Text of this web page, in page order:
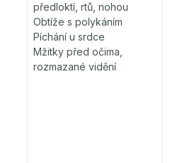
předloktí, rtů, nohou
Obtíže s polykáním
Píchání u srdce
Mžitky před očima,
rozmazané vidění